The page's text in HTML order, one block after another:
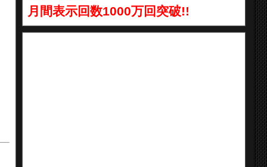
月間表示回数1000万回突破!!